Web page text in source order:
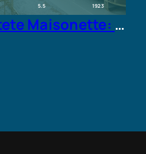
5.5 1923
Lichtdurchflutete Maisonette: Ihr stilvolles Zuhause im Herzen von Duisburg.